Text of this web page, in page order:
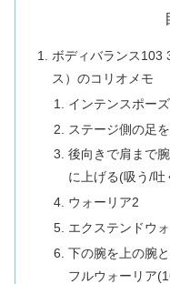
ボディバランス103
ス）のコリオメモ
インテンスポーズ
ステージ側の足
後向きで肩まで
に上げる(吸う/吐
ウォーリア2
エクステンドウ
下の腕を上の腕
フルウォーリア